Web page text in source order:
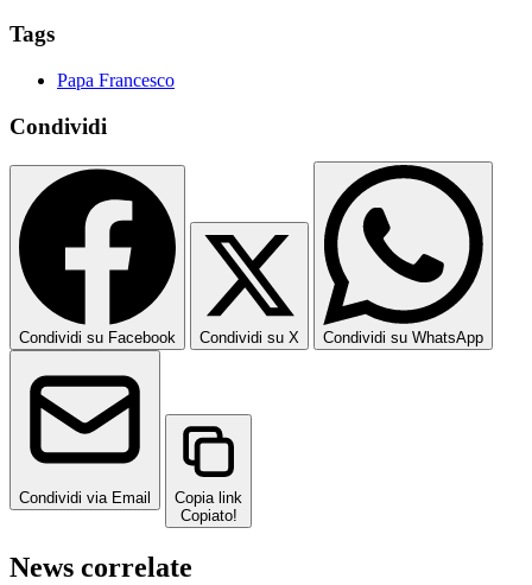
Tags
Papa Francesco
Condividi
Condividi su Facebook Condividi su X Condividi su WhatsApp
Condividi via Email
Copia link
Copiato!
News correlate